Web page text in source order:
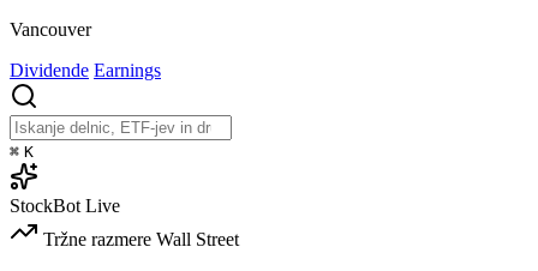
Vancouver
Dividende Earnings
⌘ K
StockBot Live
Tržne razmere Wall Street